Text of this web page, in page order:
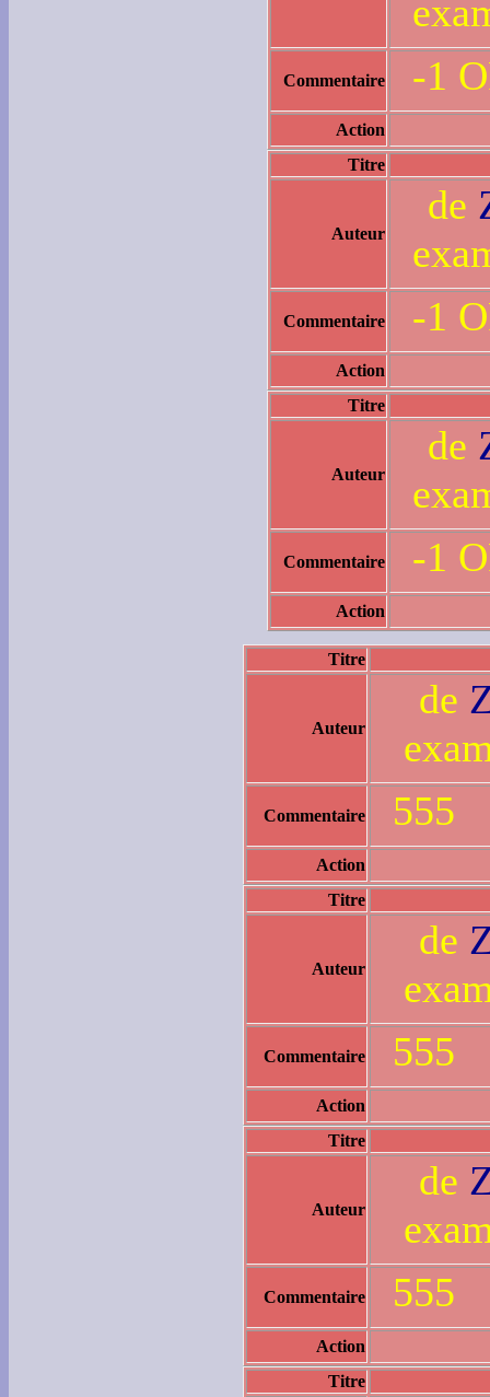
Commentaire -1
Action
Titre
Auteur
de
Commentaire -1
Action
Titre
Auteur
de
Commentaire -1
Action
Titre
Auteur
de
Commentaire 555
Action
Titre
Auteur
de
Commentaire 555
Action
Titre
Auteur
de
Commentaire 555
Action
Titre